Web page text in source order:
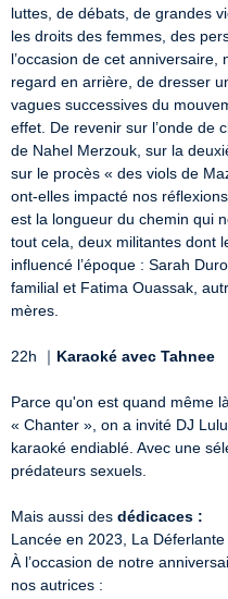
luttes, de débats, de grandes
les droits des femmes, des
l’occasion de cet
regard en arrière, de dresser
vagues successives du
effet. De revenir sur l’onde de
de Nahel Merzouk, sur la
sur le procès « des viols de
ont-elles impacté nos
est la longueur du chemin qui
tout cela, deux militantes dont
influencé l’époque : Sarah
familial et Fatima Ouassak,
mères.
22h ｜ Karaoké avec Tahnee
Parce qu'on est quand même
« Chanter », on a invité DJ
karaoké endiablé. Avec une
prédateurs sexuels.
Mais aussi des dédicaces :
Lancée en 2023, La
À l’occasion de notre
nos autrices :